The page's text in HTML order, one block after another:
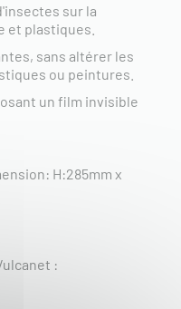
sur la
et plastiques.
sans altérer les
ou peintures.
un film invisible
H:285mm x
: